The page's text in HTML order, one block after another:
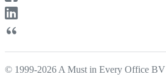
© 1999-2026 A Must in Every Office BV